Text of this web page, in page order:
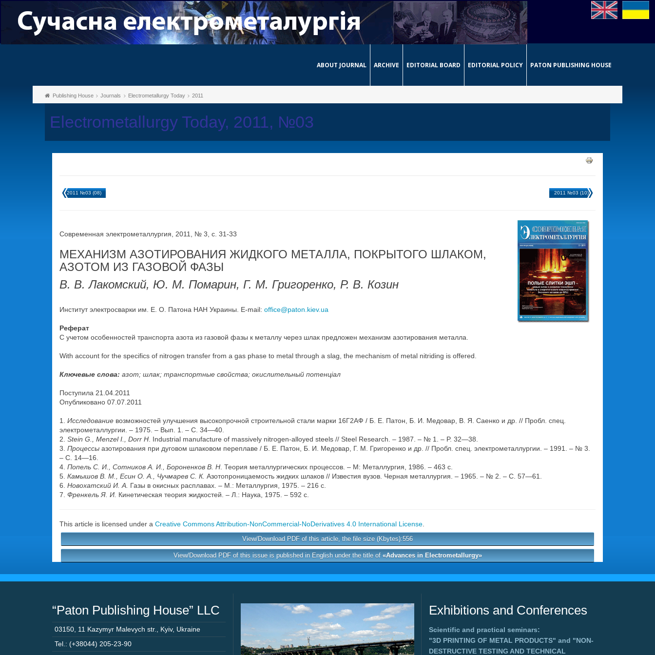
ABOUT JOURNAL ARCHIVE EDITORIAL BOARD EDITORIAL POLICY PATON PUBLISHING HOUSE
Publishing House Journals Electrometallurgy Today 2011
Electrometallurgy Today, 2011, №03
2011 №03 (08) 2011 №03 (10)
Современная электрометаллургия, 2011, № 3, c. 31-33
МЕХАНИЗМ АЗОТИРОВАНИЯ ЖИДКОГО МЕТАЛЛА, ПОКРЫТОГО ШЛАКОМ,
АЗОТОМ ИЗ ГАЗОВОЙ ФАЗЫ
В. В. Лакомский, Ю. М. Помарин, Г. М. Григоренко, Р. В. Козин
Инcтитут электросварки им. Е. О. Патона НАН Украины. E-mail: office@paton.kiev.ua
Реферат
С учетом особенностей транспорта азота из газовой фазы к металлу через шлак предложен механизм азотирования металла.
With account for the specifics of nitrogen transfer from a gas phase to metal through a slag, the mechanism of metal nitriding is offered.
Ключевые слова: азот; шлак; транспортные свойства; окислительный потенціал
Поступила 21.04.2011
Опубликовано 07.07.2011
1. Исследование возможностей улучшения высокопрочной строительной стали марки 16Г2АФ / Б. Е. Патон, Б. И. Медовар, В. Я. Саенко и др. // Пробл. спец.
электрометаллургии. – 1975. – Вып. 1. – С. 34—40.
2. Stein G., Menzel I., Dorr H . Industrial manufacture of massively nitrogen-alloyed steels // Steel Research. – 1987. – № 1. – P. 32—38.
3. Процессы азотирования при дуговом шлаковом переплаве / Б. Е. Патон, Б. И. Медовар, Г. М. Григоренко и др. // Пробл. спец. электрометаллургии. – 1991. – № 3.
– С. 14—16.
4. Попель С. И., Сотников А. И., Бороненков В. Н . Теория металлургических процессов. – М: Металлургия, 1986. – 463 с.
5. Камышов В. М., Есин О. А., Чучмарев С. К. Азотопроницаемость жидких шлаков // Известия вузов. Черная металлургия. – 1965. – № 2. – С. 57—61.
6. Новохатский И. А. Газы в окисных расплавах. – М.: Металлургия, 1975. – 216 с.
7. Френкель Я. И. Кинетическая теория жидкостей. – Л.: Наука, 1975. – 592 с.
This article is licensed under a Creative Commons Attribution-NonCommercial-NoDerivatives 4.0 International License
View/Download PDF of this article, the file size (Kbytes):556
View/Download PDF of this issue is published in English under the title of «Advances in Electrometallurgy»
“Paton Publishing House” LLC
03150 11 Kazymyr Malevych str. Kyiv, Ukraine
Tel.: (+38044) 205-23-90
Exhibitions and Conferences
Scientific and practical seminars:
"3D PRINTING OF METAL PRODUCTS" and "NON-
DESTRUCTIVE TESTING AND TECHNICAL